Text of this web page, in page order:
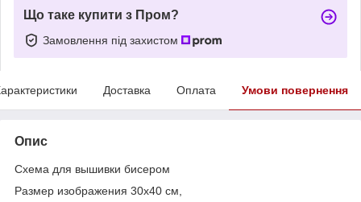
Що таке купити з Пром?
Замовлення під захистом
Доставка Оплата Умови повернення
Опис
Схема для вышивки бисером
Размер изображения 30х40 см,